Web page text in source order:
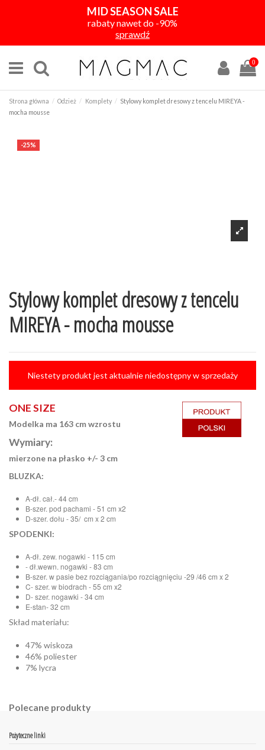
MID SEASON SALE
rabaty nawet do -90%
sprawdź
0
Strona główna Odzież Komplety
Stylowy komplet dresowy z tencelu MIREYA -
mocha mousse
-25%
Stylowy komplet dresowy z tencelu
MIREYA - mocha mousse
Niestety produkt jest aktualnie niedostępny w sprzedaży
ONE SIZE
Modelka ma 163 cm wzrostu
Wymiary:
mierzone na płasko +/- 3 cm
BLUZKA:
A-dł. cał.- 44 cm
B-szer. pod pachami - 51 cm x2
D-szer. dołu - 35/ cm x 2 cm
SPODENKI:
A-dł. zew. nogawki - 115 cm
- dł.wewn. nogawki - 83 cm
B-szer. w pasie bez rozciągania/po rozciągnięciu -29 /46 cm x 2
C- szer. w biodrach - 55 cm x2
D- szer. nogawki - 34 cm
E-stan- 32 cm
Skład materiału:
47% wiskoza
46% poliester
7% lycra
Polecane produkty
Pożyteczne linki